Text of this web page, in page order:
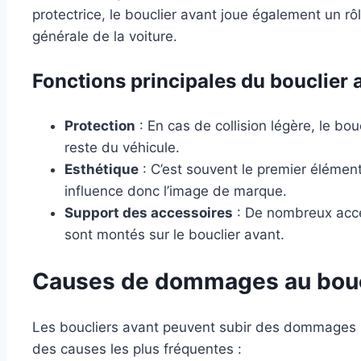
protectrice, le bouclier avant joue également un
générale de la voiture.
Fonctions principales du bouclier
Protection : En cas de collision légère, le
reste du véhicule.
Esthétique : C’est souvent le premier
influence donc l’image de marque.
Support des accessoires : De nombreux
sont montés sur le bouclier avant.
Causes de dommages au
Les boucliers avant peuvent subir des
des causes les plus fréquentes :